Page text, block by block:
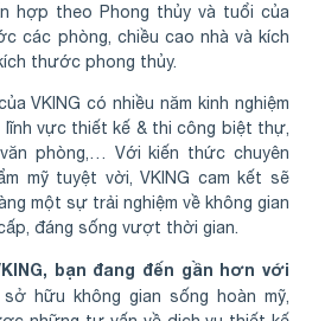
hợp theo Phong thủy và tuổi của
các phòng, chiều cao nhà và kích
thước phong thủy.
VKING có nhiều năm kinh nghiệm
lĩnh vực thiết kế & thi công biệt thự,
phòng,… Với kiến thức chuyên
mỹ tuyệt vời, VKING cam kết sẽ
một sự trải nghiệm về không gian
đáng sống vượt thời gian.
bạn đang đến gần hơn với
sở hữu không gian sống hoàn mỹ,